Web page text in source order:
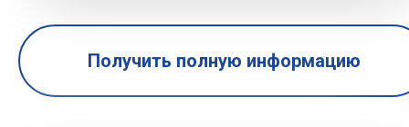
Получить полную информацию